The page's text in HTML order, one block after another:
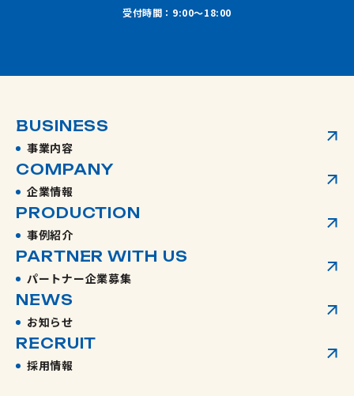
BUSINESS
事業内容
COMPANY
企業情報
PRODUCTION
事例紹介
PARTNER WITH US
パートナー企業募集
NEWS
お知らせ
RECRUIT
採用情報
受付時間：9:00～18:00